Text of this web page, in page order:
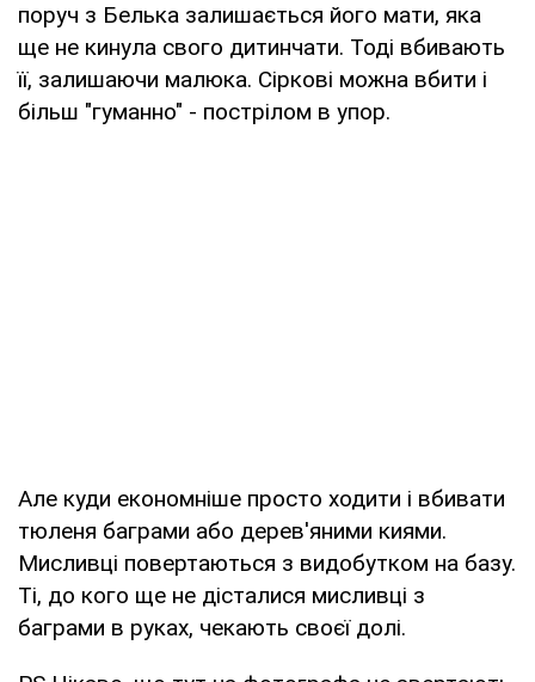
поруч з Белька залишається його мати, яка
ще не кинула свого дитинчати. Тоді вбивають
її, залишаючи малюка. Сіркові можна вбити і
більш "гуманно" - пострілом в упор.
Але куди економніше просто ходити і вбивати
тюленя баграми або дерев'яними киями.
Мисливці повертаються з видобутком на базу.
Ті, до кого ще не дісталися мисливці з
баграми в руках, чекають своєї долі.